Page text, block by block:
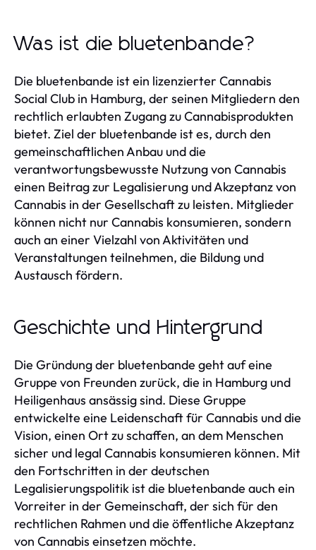
Was ist die bluetenbande?
Die bluetenbande ist ein lizenzierter Cannabis
Social Club in Hamburg, der seinen Mitgliedern den
rechtlich erlaubten Zugang zu Cannabisprodukten
bietet. Ziel der bluetenbande ist es, durch den
gemeinschaftlichen Anbau und die
verantwortungsbewusste Nutzung von Cannabis
einen Beitrag zur Legalisierung und Akzeptanz von
Cannabis in der Gesellschaft zu leisten. Mitglieder
können nicht nur Cannabis konsumieren, sondern
auch an einer Vielzahl von Aktivitäten und
Veranstaltungen teilnehmen, die Bildung und
Austausch fördern.
Geschichte und Hintergrund
Die Gründung der bluetenbande geht auf eine
Gruppe von Freunden zurück, die in Hamburg und
Heiligenhaus ansässig sind. Diese Gruppe
entwickelte eine Leidenschaft für Cannabis und die
Vision, einen Ort zu schaffen, an dem Menschen
sicher und legal Cannabis konsumieren können. Mit
den Fortschritten in der deutschen
Legalisierungspolitik ist die bluetenbande auch ein
Vorreiter in der Gemeinschaft, der sich für den
rechtlichen Rahmen und die öffentliche Akzeptanz
von Cannabis einsetzen möchte.